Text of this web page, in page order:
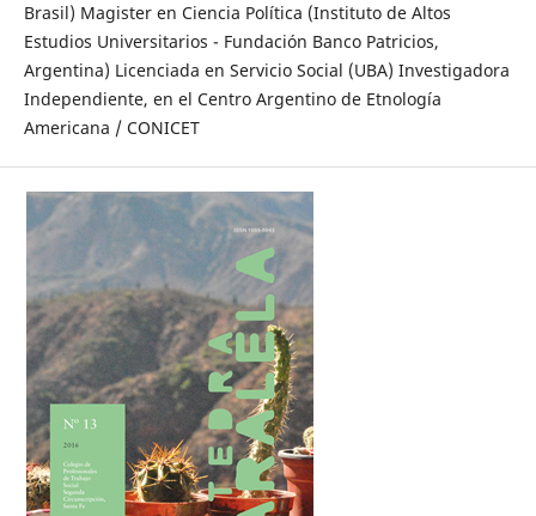
Brasil) Magister en Ciencia Política (Instituto de Altos
Estudios Universitarios - Fundación Banco Patricios,
Argentina) Licenciada en Servicio Social (UBA) Investigadora
Independiente, en el Centro Argentino de Etnología
Americana / CONICET